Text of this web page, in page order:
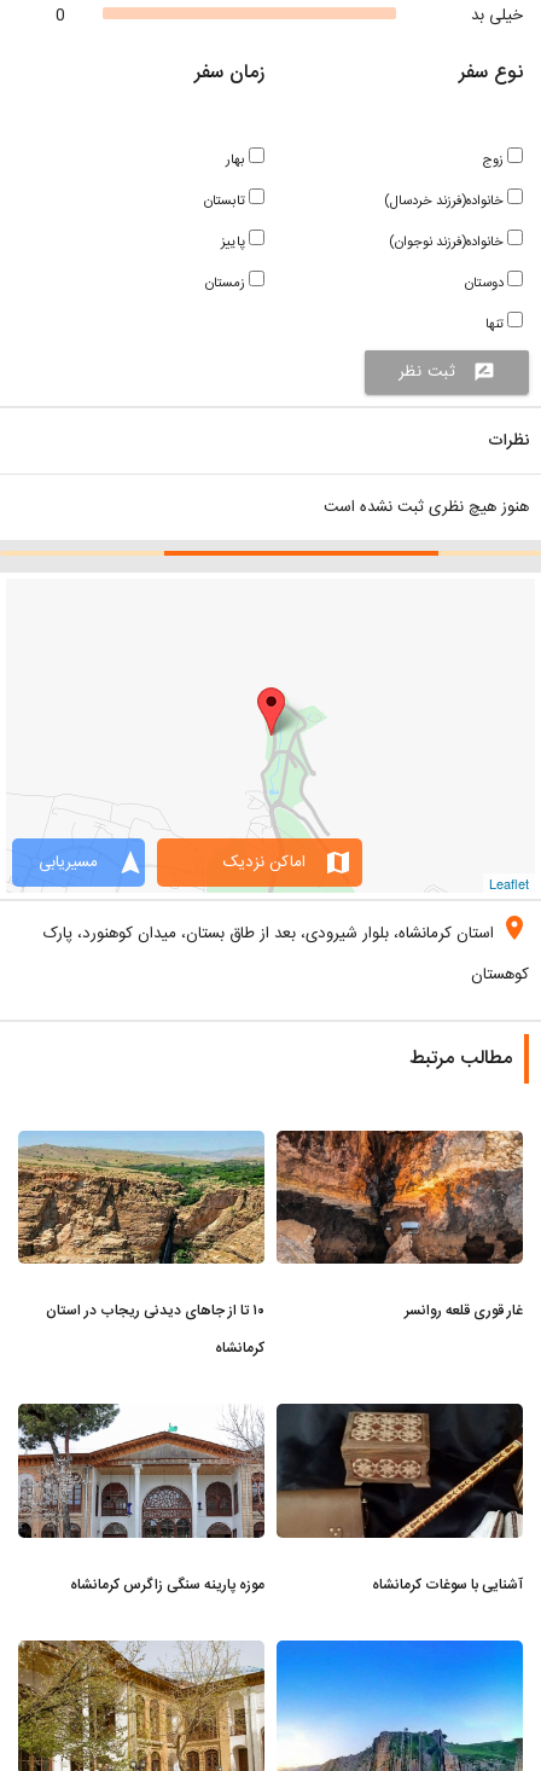
0
خیلی بد
زمان سفر
بهار
تابستان
پاییز
زمستان
نوع سفر
زوج
خانواده(فرزند خردسال)
خانواده(فرزند نوجوان)
دوستان
تنها
rate_review ثبت نظر
نظرات
هنوز هیچ نظری ثبت نشده است
Leaflet
navigation مسیریابی map اماکن نزدیک
location_on استان کرمانشاه، بلوار شیرودی، بعد از طاق بستان، میدان کوهنورد، پارک
کوهستان
مطالب مرتبط
غار قوری قلعه روانسر
۱۰ تا از جاهای دیدنی ریجاب در استان
کرمانشاه
آشنایی با سوغات کرمانشاه موزه پارینه‌ سنگی زاگرس کرمانشاه